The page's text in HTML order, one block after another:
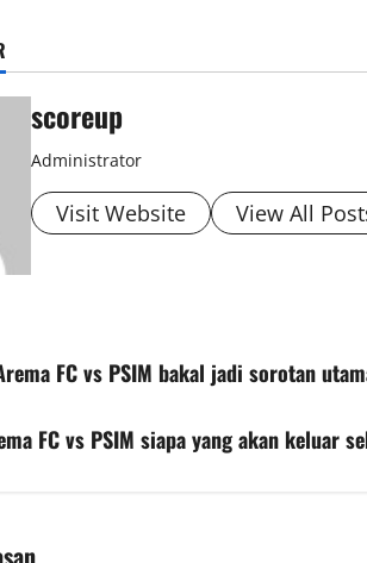
scoreup
Administrator
Visit Website View All
FC vs PSIM bakal jadi sorotan
FC vs PSIM siapa yang akan keluar